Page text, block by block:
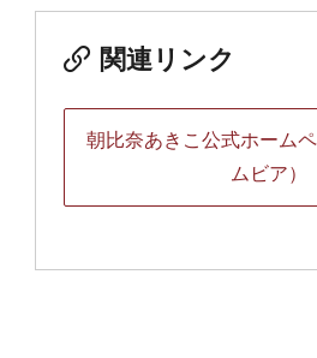
関連リンク
朝比奈あきこ公式ホーム
ムビア）